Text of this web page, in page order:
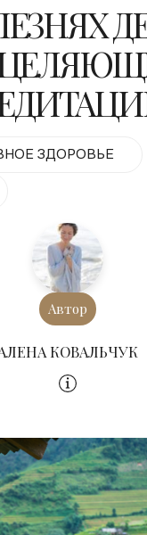
ЗДОРОВЬЕ
Автор
КОВАЛЬЧУК